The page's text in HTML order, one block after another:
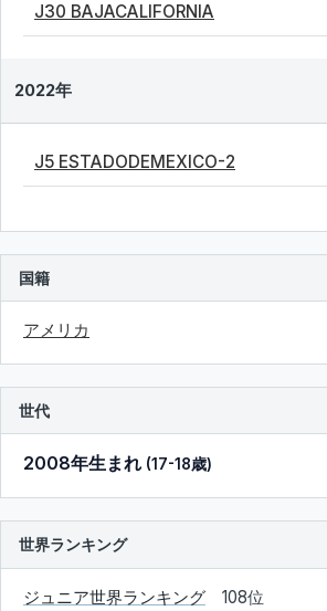
J30 BAJACALIFORNIA
2022年
J5 ESTADODEMEXICO-2
国籍
アメリカ
世代
2008年生まれ (17-18歳)
世界ランキング
ジュニア世界ランキング 108位